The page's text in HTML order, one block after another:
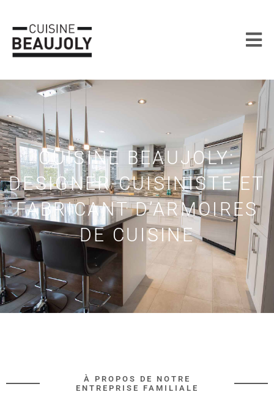
CUISINE BEAUJOLY:
DESIGNER-CUISINISTE ET
FABRICANT D’ARMOIRES
DE CUISINE
À PROPOS DE NOTRE
ENTREPRISE FAMILIALE